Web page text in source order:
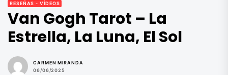
RESEÑAS - VÍDEOS
Van Gogh Tarot – La
Estrella, La Luna, El Sol
CARMEN MIRANDA
06/06/2025